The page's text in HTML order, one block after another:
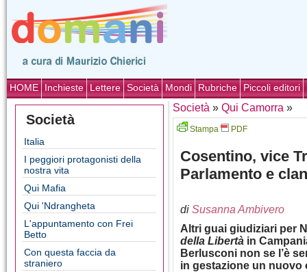
HOME Inchieste Lettere Società Mondi Rubriche Piccoli editori
Società
Italia
I peggiori protagonisti della
nostra vita
Qui Mafia
Qui 'Ndrangheta
L'appuntamento con Frei
Betto
Con questa faccia da
straniero
Società » Qui Camorra »
Stampa PDF
Cosentino, vice
Parlamento e
di Susanna Ambivero
Altri guai giudiziari per
della Libertà in
Berlusconi non se l’è
in gestazione un nuovo